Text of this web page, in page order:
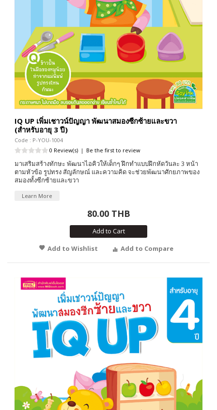
IQ UP เพิ่มเชาวน์ปัญญา พัฒนาสมองซีกซ้ายและขวา
(สำหรับอายุ 3 ปี)
Code : P-YOU-1004
0 Review(s) | Be the first to review
มาเสริมสร้างทักษะ พัฒนาไอคิวให้เด็กๆ ฝึกทำแบบฝึกหัดวันละ 3 หน้า
ตามหัวข้อ รูปทรง สัญลักษณ์ และความคิด จะช่วยพัฒนาศักยภาพของ
สมองทั้งซีกซ้ายและขวา
Learn More
80.00 THB
Add to Cart
Add to Wishlist
Add to Compare